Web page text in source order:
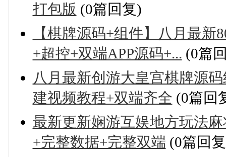
打包版 (0篇回复)
【棋牌源码+组件】八月最
+超控+双端APP源码+... (0篇
八月最新创游大皇宫棋牌源
建视频教程+双端齐全 (0篇回
最新更新娴游互娱地方玩法
+完整数据+完整双端 (0篇回